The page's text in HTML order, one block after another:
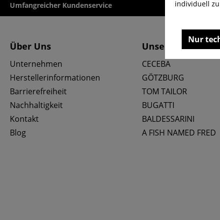
Umfangreicher Kundenservice Kauf auf
Über Uns
Unternehmen
Herstellerinformationen
Barrierefreiheit
Nachhaltigkeit
Kontakt
Blog
Unsere Marken
CECEBA
GÖTZBURG
TOM TAILOR
BUGATTI
BALDESSARINI
A FISH NAMED FRED
individuell
Nur